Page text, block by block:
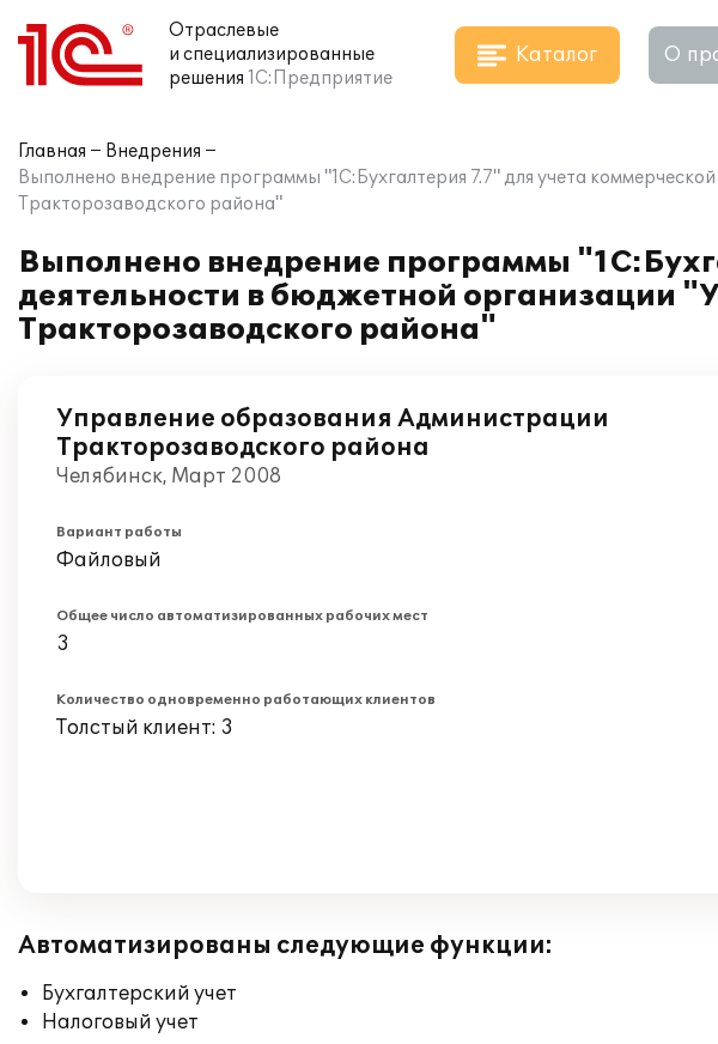
Отраслевые
и специализированные
решения 1С:Предприятие
Каталог О
Главная
Внедрения
Выполнено внедрение программы "1С:Бухгалтерия 7.7" для учета
Тракторозаводского района"
Выполнено внедрение программы
деятельности в бюджетной организации
Тракторозаводского района"
Управление образования Администрации
Тракторозаводского района
Челябинск, Март 2008
Вариант работы
Файловый
Общее число автоматизированных рабочих мест
3
Количество одновременно работающих клиентов
Толстый клиент: 3
Автоматизированы следующие функции:
Бухгалтерский учет
Налоговый учет